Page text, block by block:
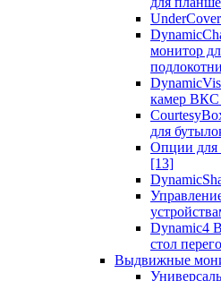
монитор
камер ВКС
для
Опции для
[13]
Dynamic4
стол
Выдвижные